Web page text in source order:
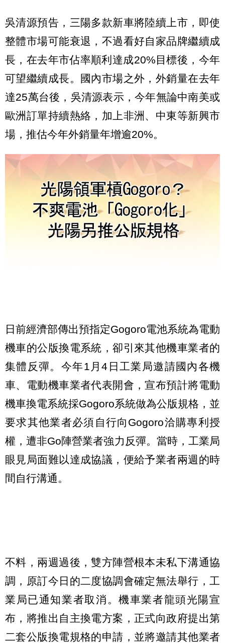
吳清源預告，三陽多款新車將陸續上市，即使
整體市場可能衰退，不過看好自家品牌繼續成
長，在去年市佔率順利達成20%目標後，今年
可望繼續成長。國內市場之外，外銷量在去年
達25萬台後，吳清源表示，今年無論中南美或
歐洲訂單持續熱絡，加上非洲、中東等新興市
場，推估今年外銷量年增逾20%。
日前經濟部傳出預指定Gogoro電池系統為電動
機車的公版換電系統，卻引來其他機車業者的
集體反彈。今年1月4日工業局邀請國內各機
車、電動機車業者代表開會，宣布預計將電動
機車換電系統採Gogoro系統做為公版規格，並
要求其他業者必須自行向Gogoro洽購專利授
權，遭非Go陣營業者強力反彈。當時，工業局
眼見局面難以達成協議，便給予業者兩週的時
間自行溝通。
不料，兩週過後，雙方陣營根本未私下溝通協
調，原訂今日的二度協調會確定無法舉行，工
業局已通知業者取消。機車業者龍頭光陽宣
布，將推出自主換電方案，正式向政府提出第
二套公版換電規格的申請，並將邀請其他業者